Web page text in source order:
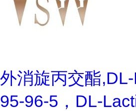
外消旋丙交酯,DL-
95-96-5，DL-